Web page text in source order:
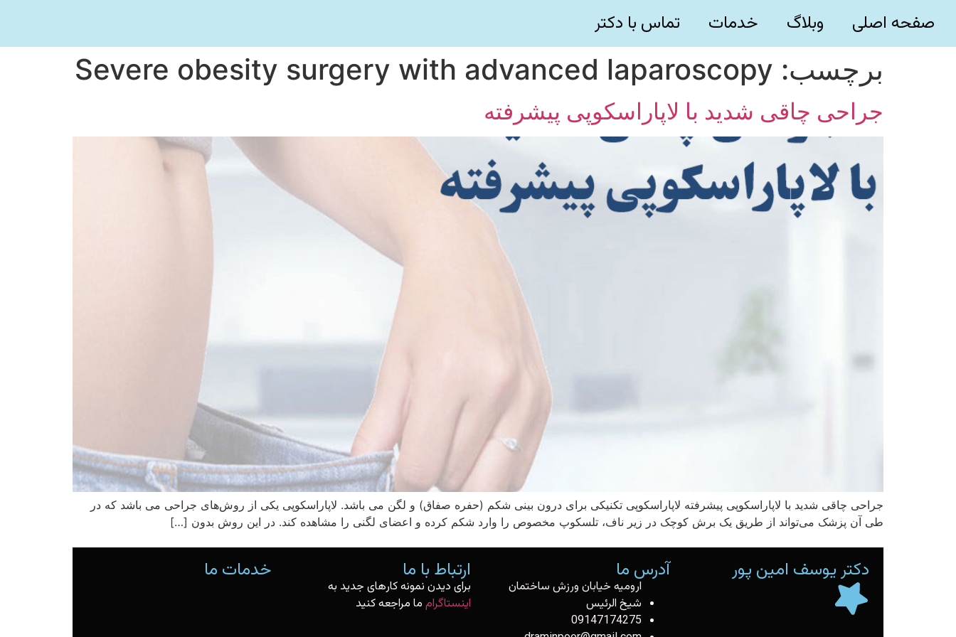
صفحه اصلی وبلاگ خدمات تماس با دکتر
برچسب: Severe obesity surgery with advanced laparoscopy
جراحی چاقی شدید با لاپاراسکوپی پیشرفته
جراحی چاقی شدید با لاپاراسکوپی پیشرفته لاپاراسکوپی تکنیکی برای درون‌ بینی شکم (حفره صفاق) و لگن می باشد. لاپاراسکوپی یکی از روش‌های جراحی می باشد که در
طی آن پزشک می‌تواند از طریق یک برش کوچک در زیر ناف‌، تلسکوپ مخصوص را وارد شکم کرده و اعضای لگنی را مشاهده کند. در این روش بدون […]
دکتر یوسف امین پور آدرس ما
ارومیه خیابان ورزش ساختمان
شیخ الرئیس
09147174275
ارتباط با ما
برای دیدن نمونه کارهای جدید به
اینستاگرام ما مراجعه کنید
خدمات ما